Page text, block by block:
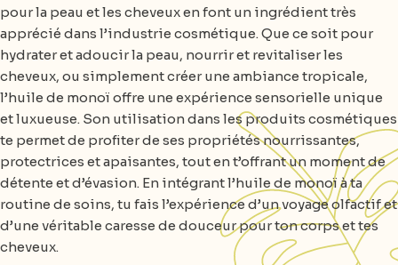
pour la peau et les cheveux en font un ingrédient très
apprécié dans l’industrie cosmétique. Que ce soit pour
hydrater et adoucir la peau, nourrir et revitaliser les
cheveux, ou simplement créer une ambiance tropicale,
l’huile de monoï offre une expérience sensorielle unique
et luxueuse. Son utilisation dans les produits cosmétiques
te permet de profiter de ses propriétés nourrissantes,
protectrices et apaisantes, tout en t’offrant un moment de
détente et d’évasion. En intégrant l’huile de monoï à ta
routine de soins, tu fais l’expérience d’un voyage olfactif et
d’une véritable caresse de douceur pour ton corps et tes
cheveux.